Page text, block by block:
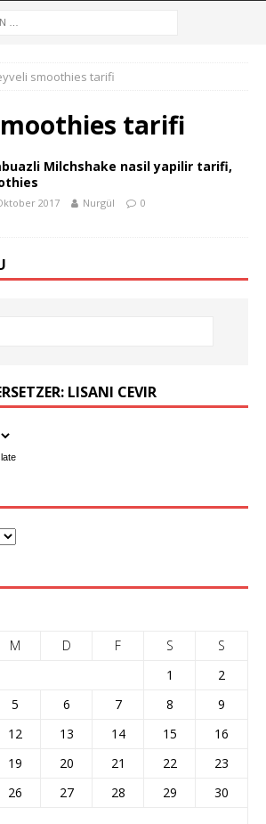
smoothies tarifi
tarifi
Milchshake nasil yapilir tarifi,
2017 Nurgül 0
LISANI CEVIR
M D F S
S
1
2
5 6 7 8
9
12 13 14 15
16
19 20 21 22
23
26 27 28 29
30